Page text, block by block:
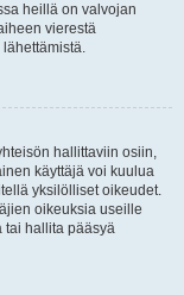
heillä on valvojan
vierestä
hallittaviin osiin,
käyttäjä voi kuulua
yksilölliset oikeudet.
oikeuksia useille
tai hallita pääsyä